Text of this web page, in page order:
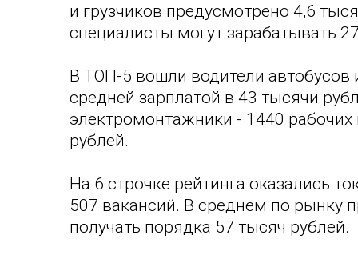
и грузчиков предусмотрено 4,6
специалисты могут зарабатывать
В ТОП-5 вошли водители автобусов
средней зарплатой в 43 тысячи
электромонтажники - 1440
рублей.
На 6 строчке рейтинга оказались
507 вакансий. В среднем по рынку
получать порядка 57 тысяч рублей.